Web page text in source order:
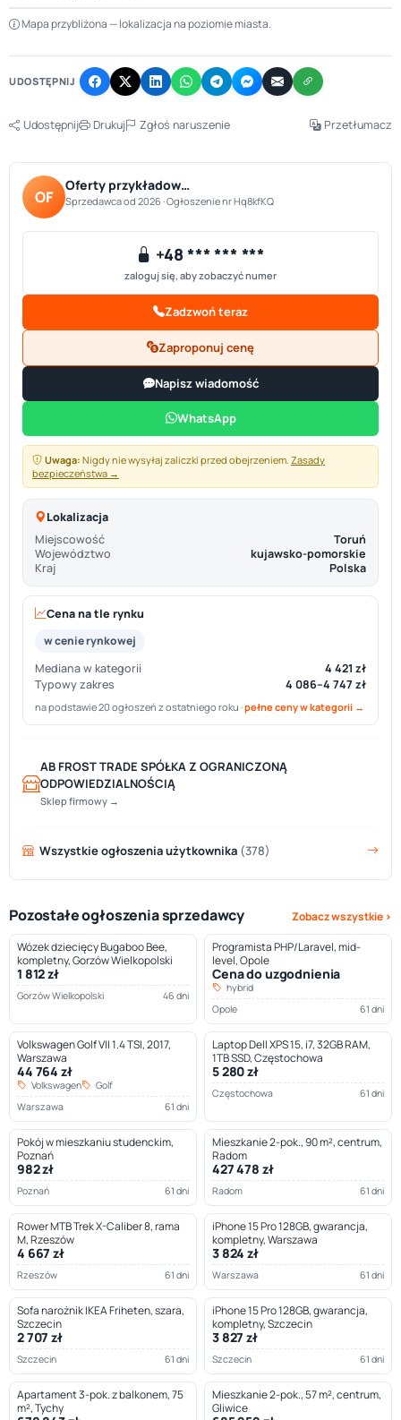
+
−
Mapa przybliżona — lokalizacja na poziomie miasta.
UDOSTĘPNIJ
Udostępnij Drukuj Zgłoś naruszenie Przetłumacz
OF
Oferty przykładow…
Sprzedawca od 2026 · Ogłoszenie nr Hq8kfKQ
+48 *** *** ***
zaloguj się, aby zobaczyć numer
Zadzwoń teraz
Zaproponuj cenę
Napisz wiadomość
WhatsApp
Uwaga: Nigdy nie wysyłaj zaliczki przed obejrzeniem. Zasady
bezpieczeństwa →
Lokalizacja
Miejscowość
Toruń
Województwo
kujawsko-pomorskie
Kraj
Polska
Cena na tle rynku
w cenie rynkowej
Mediana w kategorii
4 421 zł
Typowy zakres
4 086–4 747 zł
na podstawie 20 ogłoszeń z ostatniego roku ·pełne ceny w kategorii →
AB FROST TRADE SPÓŁKA Z OGRANICZONĄ
ODPOWIEDZIALNOŚCIĄ
Sklep firmowy →
Wszystkie ogłoszenia użytkownika (378)
Pozostałe ogłoszenia sprzedawcy
Zobacz wszystkie ›
Wózek dziecięcy Bugaboo Bee,
kompletny, Gorzów Wielkopolski
1 812 zł
Gorzów Wielkopolski 46 dni
Programista PHP/Laravel, mid-
level, Opole
Cena do uzgodnienia
hybrid
Opole
61 dni
Volkswagen Golf VII 1.4 TSI, 2017,
Warszawa
44 764 zł
Volkswagen
Golf
Warszawa
61 dni
Laptop Dell XPS 15, i7, 32GB RAM,
1TB SSD, Częstochowa
5 280 zł
Częstochowa 61 dni
Pokój w mieszkaniu studenckim,
Poznań
982 zł
Poznań 61 dni
Mieszkanie 2-pok., 90 m², centrum,
Radom
427 478 zł
Radom 61 dni
Rower MTB Trek X-Caliber 8, rama
M, Rzeszów
4 667 zł
Rzeszów 61 dni
iPhone 15 Pro 128GB, gwarancja,
kompletny, Warszawa
3 824 zł
Warszawa 61 dni
Sofa narożnik IKEA Friheten, szara,
Szczecin
2 707 zł
Szczecin 61 dni
iPhone 15 Pro 128GB, gwarancja,
kompletny, Szczecin
3 827 zł
Szczecin 61 dni
Apartament 3-pok. z balkonem, 75
m², Tychy
Mieszkanie 2-pok., 57 m², centrum,
Gliwice